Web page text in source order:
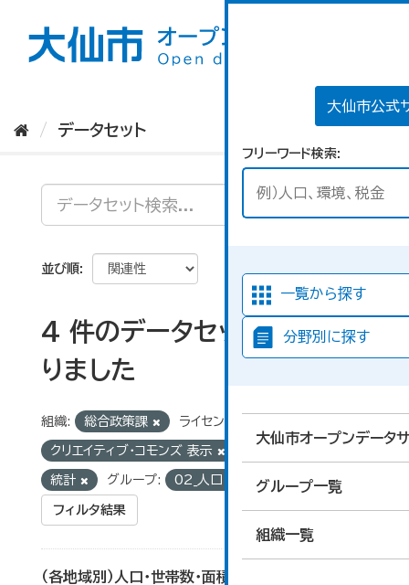
大仙市公式
フリーワード検索
一覧から探す
分野別に探す
大仙市オープンデータ
グループ一覧
組織一覧
データセット
並び順
4 件のデータセットが見つか
りました
組織: 総合政策課 ライセンス:
クリエイティブ・コモンズ 表示
統計 グループ: 02_人口・世帯
フィルタ結果
（各地域別）人口・世帯数・面積・人口密度